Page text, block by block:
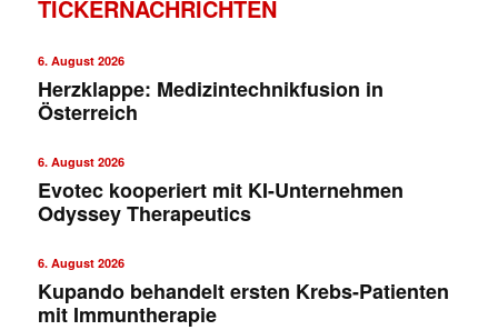
TICKERNACHRICHTEN
6. August 2026
Herzklappe: Medizintechnikfusion in
Österreich
6. August 2026
Evotec kooperiert mit KI-Unternehmen
Odyssey Therapeutics
6. August 2026
Kupando behandelt ersten Krebs-Patienten
mit Immuntherapie